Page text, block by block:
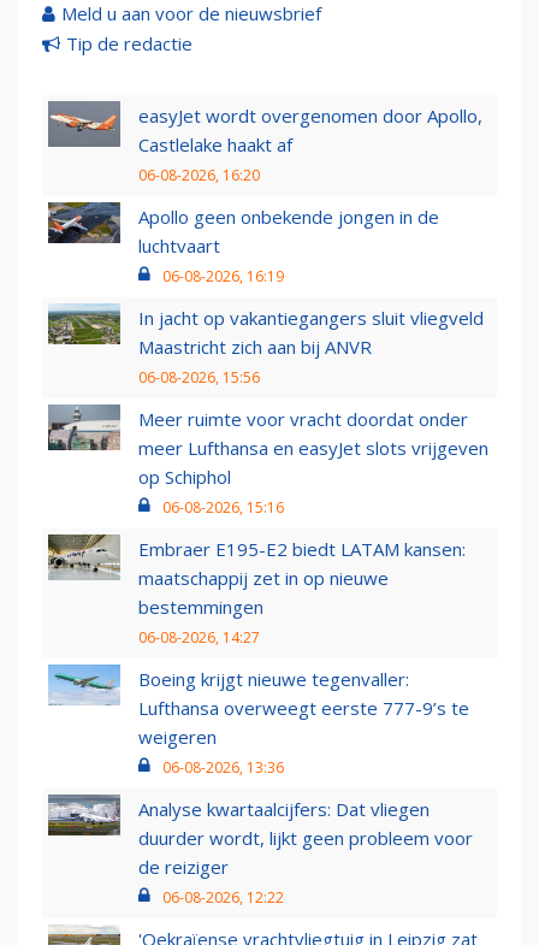
Meld u aan voor de nieuwsbrief
Tip de redactie
easyJet wordt overgenomen door Apollo,
Castlelake haakt af
06-08-2026, 16:20
Apollo geen onbekende jongen in de
luchtvaart
06-08-2026, 16:19
In jacht op vakantiegangers sluit vliegveld
Maastricht zich aan bij ANVR
06-08-2026, 15:56
Meer ruimte voor vracht doordat onder
meer Lufthansa en easyJet slots vrijgeven
op Schiphol
06-08-2026, 15:16
Embraer E195-E2 biedt LATAM kansen:
maatschappij zet in op nieuwe
bestemmingen
06-08-2026, 14:27
Boeing krijgt nieuwe tegenvaller:
Lufthansa overweegt eerste 777-9’s te
weigeren
06-08-2026, 13:36
Analyse kwartaalcijfers: Dat vliegen
duurder wordt, lijkt geen probleem voor
de reiziger
06-08-2026, 12:22
'Oekraïense vrachtvliegtuig in Leipzig zat